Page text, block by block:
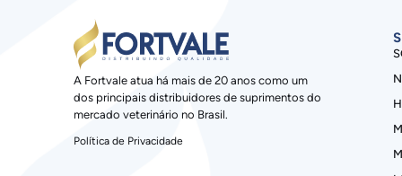
A Fortvale atua há mais de 20 anos como um
dos principais distribuidores de suprimentos do
mercado veterinário no Brasil.
Política de Privacidade